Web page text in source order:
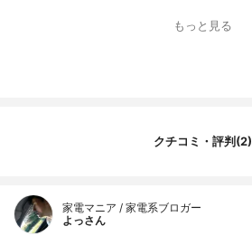
21.5W/0.58円
羽根なし
もっと見る
クチコミ・評判(2)
家電マニア / 家電系ブロガー
よっさん